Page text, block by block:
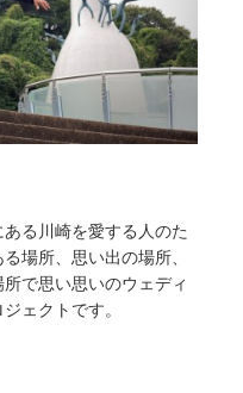
る川崎を愛する人のた
場所、思い出の場所、
で思い思いのウェディ
ェクトです。